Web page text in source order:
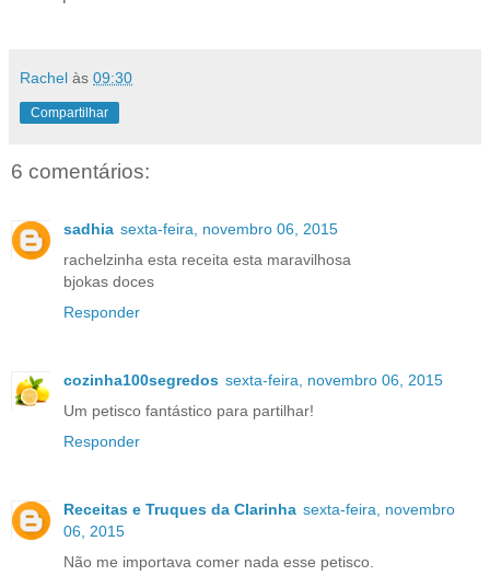
Rachel às 09:30
Compartilhar
6 comentários:
sadhia sexta-feira, novembro 06, 2015
rachelzinha esta receita esta maravilhosa
bjokas doces
Responder
cozinha100segredos sexta-feira, novembro 06, 2015
Um petisco fantástico para partilhar!
Responder
Receitas e Truques da Clarinha sexta-feira, novembro
06, 2015
Não me importava comer nada esse petisco.